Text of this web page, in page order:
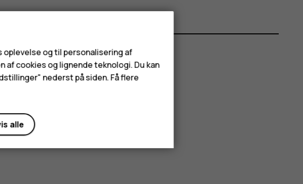
og til personalisering af
af cookies og lignende teknologi. Du kan
nederst på siden. Få flere
alle